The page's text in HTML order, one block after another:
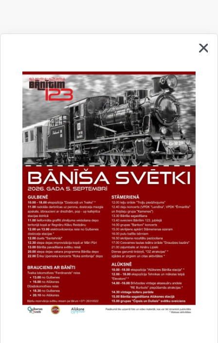
Vai šī informācija bija noderīga?
Sniegt atsauksmi
Esi pirmais, kurš uzzina!
Piesakies jaunumu saņemšanai savā e-pastā.